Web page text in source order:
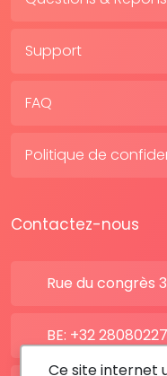
Support
FAQ
Politique de
Contactez-nous
Rue du congrès
BE: +32 28080227
Ce site internet